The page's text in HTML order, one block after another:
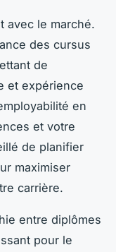
avec le marché.
des cursus
de
et expérience
en
et votre
de planifier
maximiser
carrière.
entre diplômes
pour le